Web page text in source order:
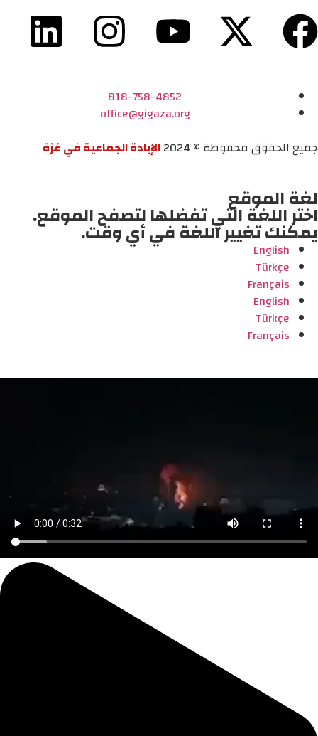
818-758-4852
office@gigaza.org
جميع الحقوق محفوظة © 2024
الإبادة الجماعية في غزة
لغة الموقع
اختر اللغة التي تفضلها لتصفح الموقع.
يمكنك تغيير اللغة في أي وقت.
English
Türkçe
Français
English
Türkçe
Français